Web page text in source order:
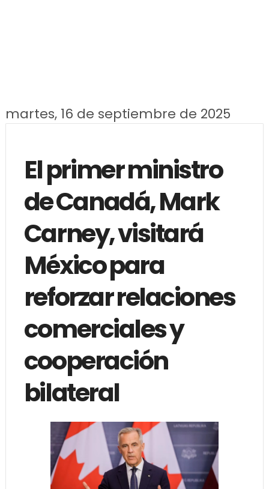
martes, 16 de septiembre de 2025
El primer ministro
de Canadá, Mark
Carney, visitará
México para
reforzar relaciones
comerciales y
cooperación
bilateral